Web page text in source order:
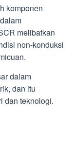
komponen
melibatkan
non-konduksi
dalam
dan itu
dan teknologi.